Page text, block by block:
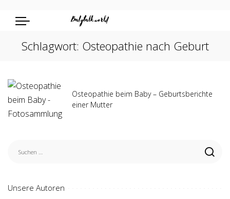
Schlagwort: Osteopathie nach Geburt
Osteopathie beim Baby – Geburtsberichte
einer Mutter
Unsere Autoren